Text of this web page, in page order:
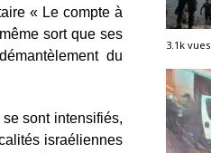
« Le compte à
sort que ses
du
sont intensifiés,
israéliennes
3.1k vues